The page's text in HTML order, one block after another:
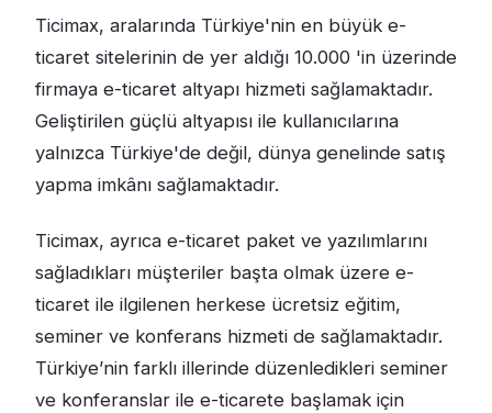
Ticimax, aralarında Türkiye'nin en büyük e-
ticaret sitelerinin de yer aldığı 10.000 'in üzerinde
firmaya e-ticaret altyapı hizmeti sağlamaktadır.
Geliştirilen güçlü altyapısı ile kullanıcılarına
yalnızca Türkiye'de değil, dünya genelinde satış
yapma imkânı sağlamaktadır.
Ticimax, ayrıca e-ticaret paket ve yazılımlarını
sağladıkları müşteriler başta olmak üzere e-
ticaret ile ilgilenen herkese ücretsiz eğitim,
seminer ve konferans hizmeti de sağlamaktadır.
Türkiye’nin farklı illerinde düzenledikleri seminer
ve konferanslar ile e-ticarete başlamak için